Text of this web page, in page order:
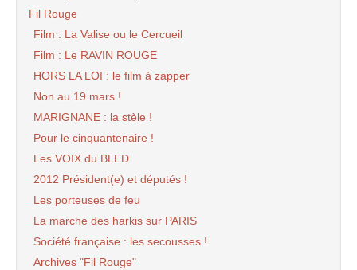
Fil Rouge
Film : La Valise ou le Cercueil
Film : Le RAVIN ROUGE
HORS LA LOI : le film à zapper
Non au 19 mars !
MARIGNANE : la stèle !
Pour le cinquantenaire !
Les VOIX du BLED
2012 Président(e) et députés !
Les porteuses de feu
La marche des harkis sur PARIS
Société française : les secousses !
Archives "Fil Rouge"